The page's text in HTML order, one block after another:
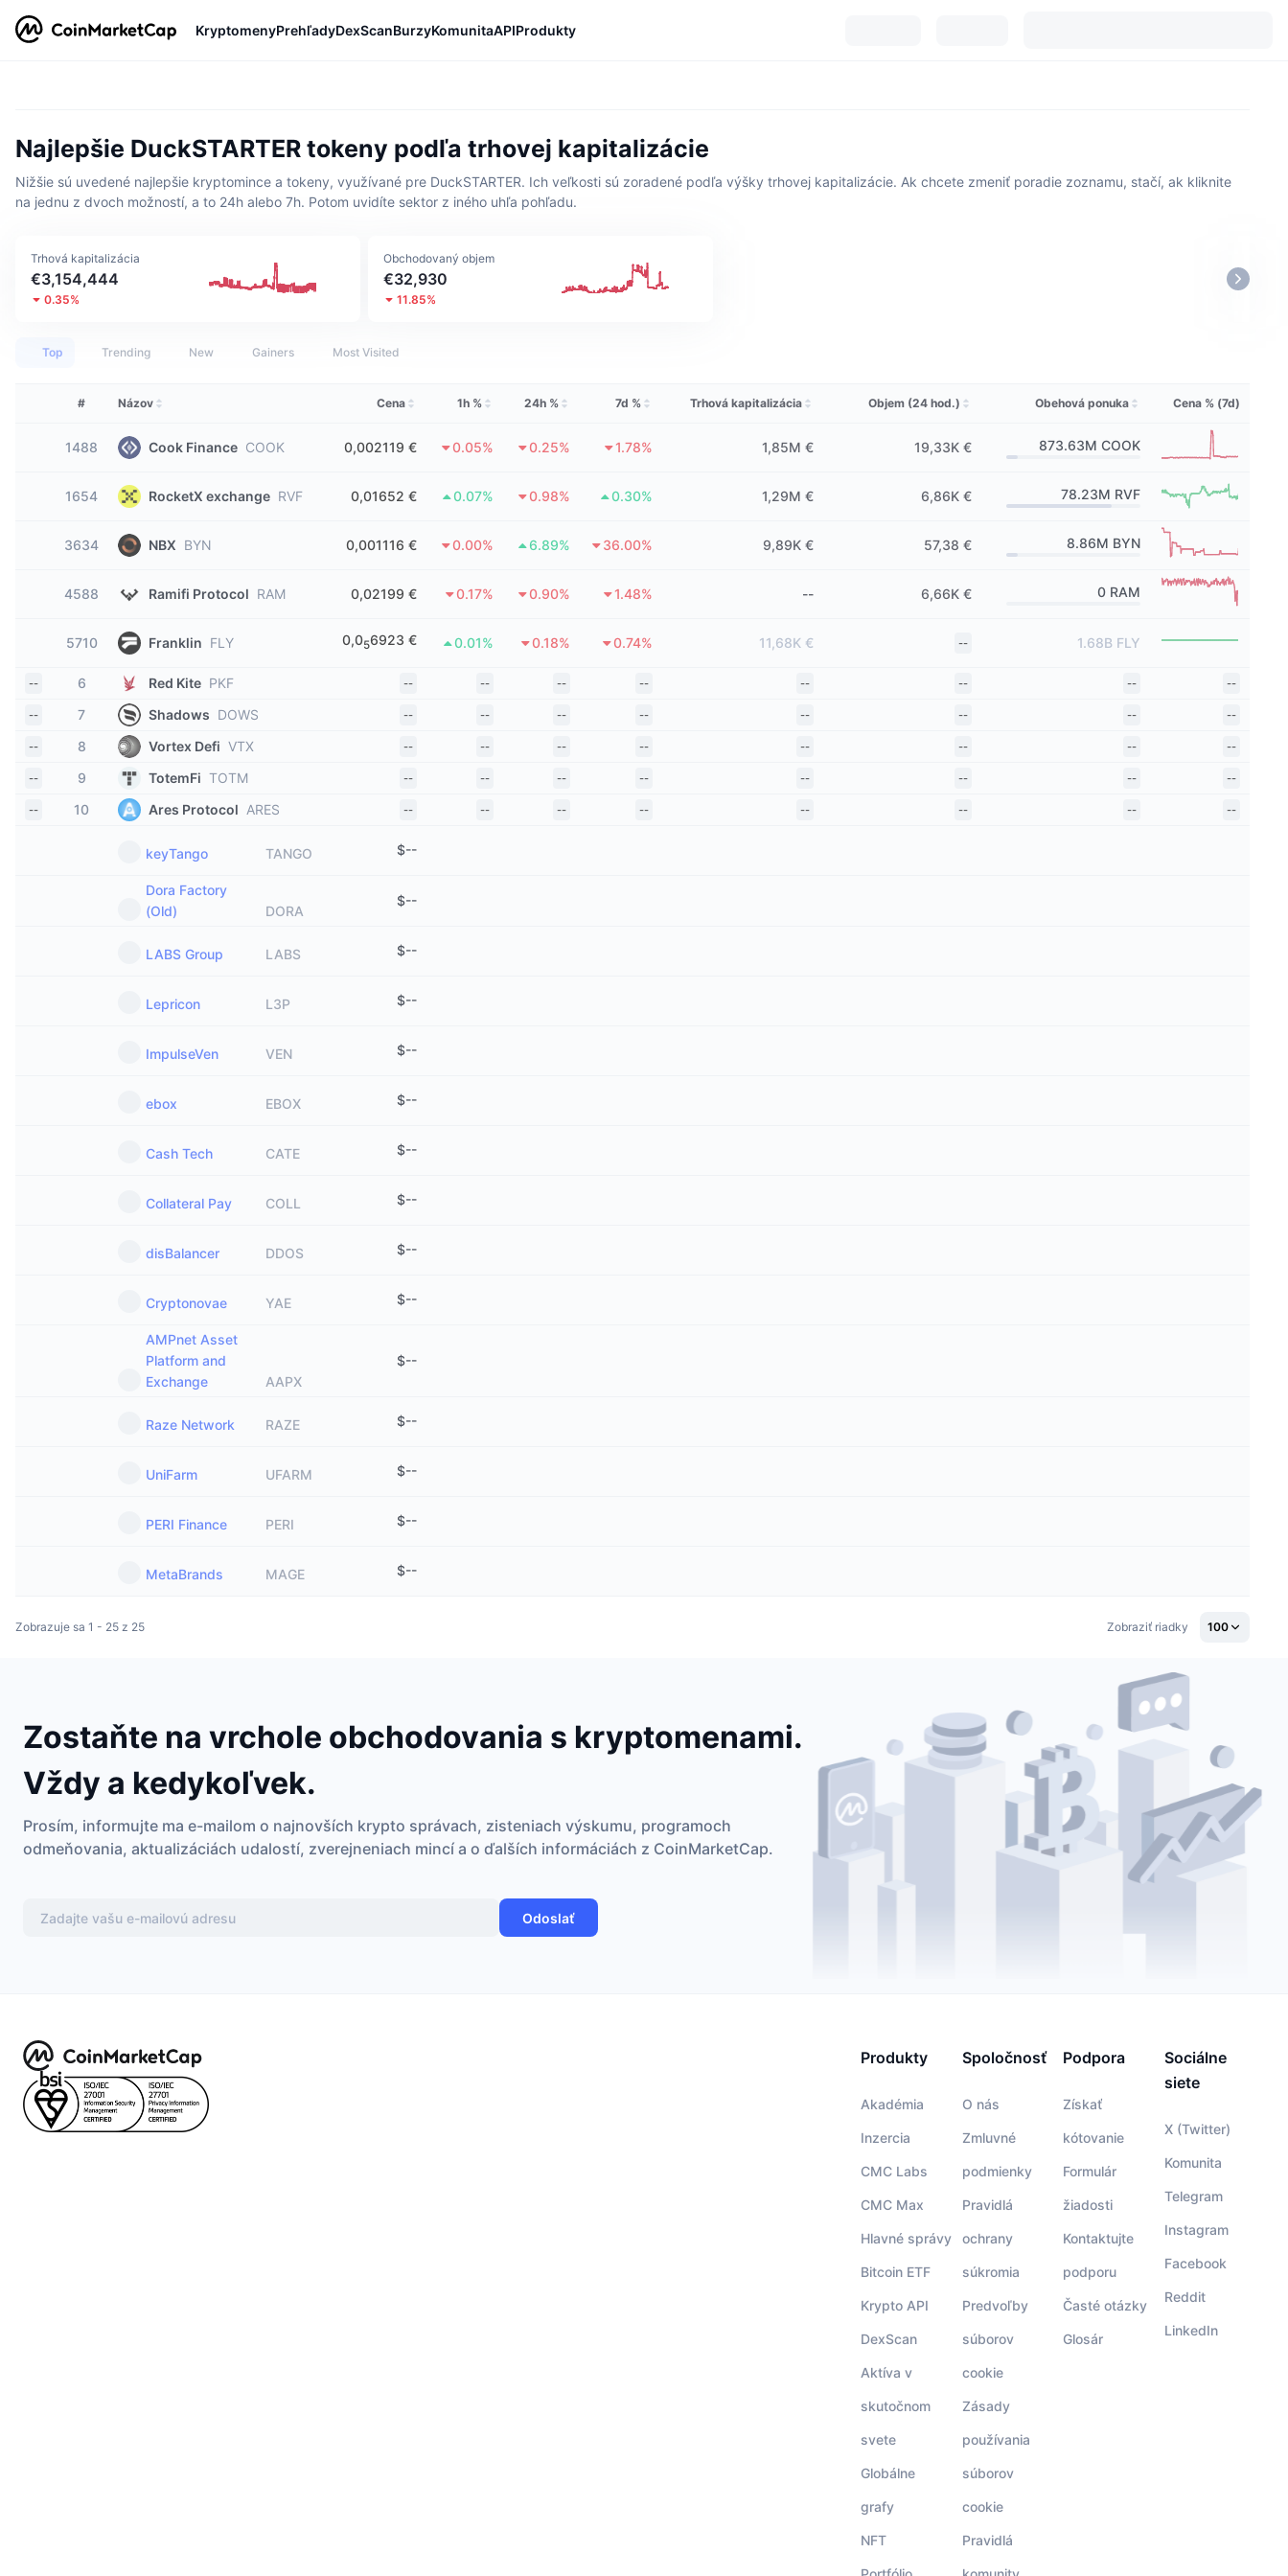
KryptomenyPrehľadyDexScanBurzyKomunitaAPIProdukty
Najlepšie DuckSTARTER tokeny podľa trhovej kapitalizácie
Nižšie sú uvedené najlepšie kryptomince a tokeny, využívané pre DuckSTARTER. Ich veľkosti sú zoradené podľa výšky trhovej kapitalizácie. Ak chcete zmeniť poradie zoznamu, stačí, ak kliknite
na jednu z dvoch možností, a to 24h alebo 7h. Potom uvidíte sektor z iného uhľa pohľadu.
Trhová kapitalizácia
€3,154,444
0.35%
Obchodovaný objem
€32,930
11.85%
Top Trending New Gainers Most Visited
# Názov Cena 1h % 24h % 7d % Trhová kapitalizácia Objem (24 hod.) Obehová ponuka Cena % (7d)
1488 Cook Finance COOK 0,002119 € 0.05% 0.25% 1.78% 1,85M € 19,33K € 873.63M COOK
1654 RocketX exchange RVF 0,01652 € 0.07% 0.98% 0.30% 1,29M € 6,86K € 78.23M RVF
3634 NBX BYN 0,001116 € 0.00% 6.89% 36.00% 9,89K € 57,38 € 8.86M BYN
4588 Ramifi Protocol RAM 0,02199 € 0.17% 0.90% 1.48% -- 6,66K € 0 RAM
5710 Franklin FLY 0,056923 € 0.01% 0.18% 0.74% 11,68K € -- 1.68B FLY
-- 6 Red Kite PKF -- -- -- -- -- -- -- --
-- 7 Shadows DOWS -- -- -- -- -- -- -- --
-- 8 Vortex Defi VTX -- -- -- -- -- -- -- --
-- 9 TotemFi TOTM -- -- -- -- -- -- -- --
-- 10 Ares Protocol ARES -- -- -- -- -- -- -- --
keyTango TANGO $--
Dora Factory
(Old)
DORA
$--
LABS Group LABS $--
Lepricon L3P $--
ImpulseVen VEN $--
ebox EBOX $--
Cash Tech CATE $--
Collateral Pay COLL $--
disBalancer DDOS $--
Cryptonovae YAE $--
AMPnet Asset
Platform and
Exchange
AAPX
$--
Raze Network RAZE $--
UniFarm UFARM $--
PERI Finance PERI $--
MetaBrands MAGE $--
Zobrazuje sa 1 - 25 z 25 Zobraziť riadky 100
Zostaňte na vrchole obchodovania s kryptomenami.
Vždy a kedykoľvek.
Prosím, informujte ma e-mailom o najnovších krypto správach, zisteniach výskumu, programoch
odmeňovania, aktualizáciách udalostí, zverejneniach mincí a o ďalších informáciách z CoinMarketCap.
Odoslať
Produkty
Akadémia
Inzercia
CMC Labs
CMC Max
Hlavné správy
Bitcoin ETF
Krypto API
DexScan
Aktíva v
skutočnom
svete
Globálne
grafy
NFT
Spoločnosť
O nás
Zmluvné
podmienky
Pravidlá
ochrany
súkromia
Predvoľby
súborov
cookie
Zásady
používania
súborov
cookie
Pravidlá
Podpora
Získať
kótovanie
Formulár
žiadosti
Kontaktujte
podporu
Časté otázky
Glosár
Sociálne
siete
X (Twitter)
Komunita
Telegram
Instagram
Facebook
Reddit
LinkedIn